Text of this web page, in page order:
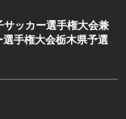
ッカー選手権大会兼
手権大会栃木県予選